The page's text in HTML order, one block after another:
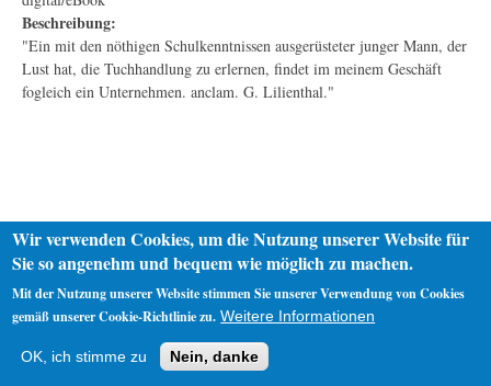
Beschreibung:
"Ein mit den nöthigen Schulkenntnissen ausgerüsteter junger Mann, der
Lust hat, die Tuchhandlung zu erlernen, findet im meinem Geschäft
fogleich ein Unternehmen. anclam. G. Lilienthal."
Impressum
Wir verwenden Cookies, um die Nutzung unserer Website für
Sie so angenehm und bequem wie möglich zu machen.
Mit der Nutzung unserer Website stimmen Sie unserer Verwendung von Cookies
gemäß unserer Cookie-Richtlinie zu. Weitere Informationen
OK, ich stimme zu Nein, danke